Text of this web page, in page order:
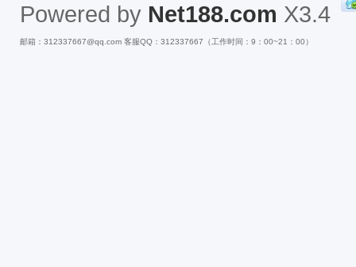
Powered by Net188.com X3.4
邮箱：312337667@qq.com 客服QQ：312337667（工作时间：9：00~21：00）